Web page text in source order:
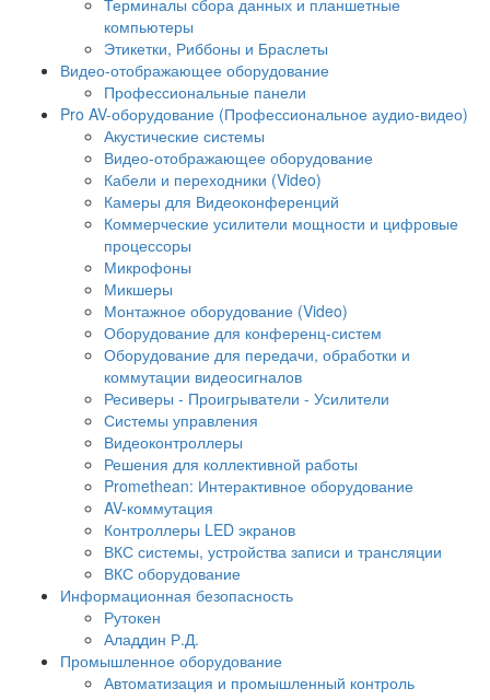
компьютеры
Этикетки, Риббоны и Браслеты
Видео-отображающее оборудование
Профессиональные панели
Pro AV-оборудование (Профессиональное аудио-видео)
Акустические системы
Видео-отображающее оборудование
Кабели и переходники (Video)
Камеры для Видеоконференций
Коммерческие усилители мощности и цифровые
процессоры
Микрофоны
Микшеры
Монтажное оборудование (Video)
Оборудование для конференц-систем
Оборудование для передачи, обработки и
коммутации видеосигналов
Ресиверы - Проигрыватели - Усилители
Системы управления
Видеоконтроллеры
Решения для коллективной работы
Promethean: Интерактивное оборудование
AV-коммутация
Контроллеры LED экранов
ВКС системы, устройства записи и трансляции
ВКС оборудование
Информационная безопасность
Рутокен
Аладдин Р.Д.
Промышленное оборудование
Автоматизация и промышленный контроль